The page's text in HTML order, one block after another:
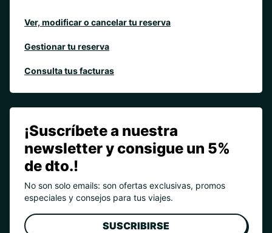
Ver, modificar o cancelar tu reserva
Gestionar tu reserva
Consulta tus facturas
¡Suscríbete a nuestra
newsletter y consigue un 5%
de dto.!
No son solo emails: son ofertas exclusivas, promos
especiales y consejos para tus viajes.
SUSCRIBIRSE